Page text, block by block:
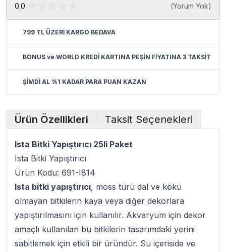
0.0 (Yorum Yok)
799 TL ÜZERİ KARGO BEDAVA
BONUS ve WORLD KREDİ KARTINA PEŞİN FİYATINA 3 TAKSİT
ŞİMDİ AL %1 KADAR PARA PUAN KAZAN
Ürün Özellikleri Taksit Seçenekleri
Ista Bitki Yapıştırıcı 25li Paket
Ista Bitki Yapıştırıcı
Ürün Kodu: 691-I814
Ista bitki yapıştırıcı, moss türü dal ve kökü
olmayan bitkilerin kaya veya diğer dekorlara
yapıştırılmasını için kullanılır. Akvaryum için dekor
amaçlı kullanılan bu bitkilerin tasarımdaki yerini
sabitlemek için etkili bir üründür. Su içeriside ve